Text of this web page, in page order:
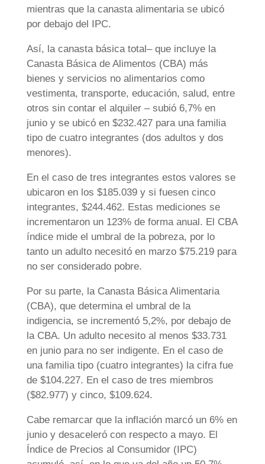
mientras que la canasta alimentaria se ubicó
por debajo del IPC.
Así, la canasta básica total– que incluye la
Canasta Básica de Alimentos (CBA) más
bienes y servicios no alimentarios como
vestimenta, transporte, educación, salud, entre
otros sin contar el alquiler – subió 6,7% en
junio y se ubicó en $232.427 para una familia
tipo de cuatro integrantes (dos adultos y dos
menores).
En el caso de tres integrantes estos valores se
ubicaron en los $185.039 y si fuesen cinco
integrantes, $244.462. Estas mediciones se
incrementaron un 123% de forma anual. El CBA
índice mide el umbral de la pobreza, por lo
tanto un adulto necesitó en marzo $75.219 para
no ser considerado pobre.
Por su parte, la Canasta Básica Alimentaria
(CBA), que determina el umbral de la
indigencia, se incrementó 5,2%, por debajo de
la CBA. Un adulto necesito al menos $33.731
en junio para no ser indigente. En el caso de
una familia tipo (cuatro integrantes) la cifra fue
de $104.227. En el caso de tres miembros
($82.977) y cinco, $109.624.
Cabe remarcar que la inflación marcó un 6% en
junio y desaceleró con respecto a mayo. El
Índice de Precios al Consumidor (IPC)